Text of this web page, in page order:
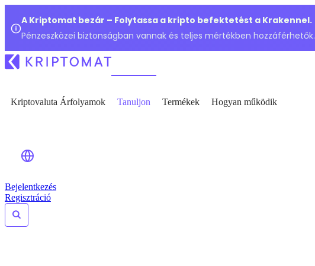
A Kriptomat bezár – Folytassa a kripto befektetést a Krakennel.
Pénzeszközei biztonságban vannak és teljes mértékben hozzáférhetők.
Kriptovaluta Árfolyamok Tanuljon Termékek Hogyan működik
Bejelentkezés
Regisztráció